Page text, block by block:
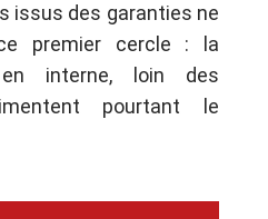
issus des garanties ne
premier cercle : la
interne, loin des
pourtant le